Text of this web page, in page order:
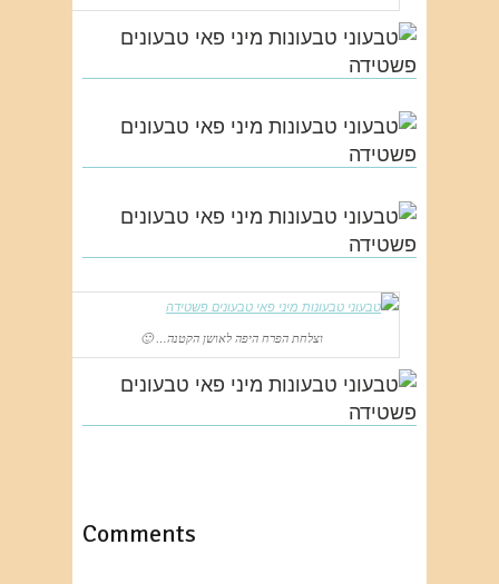
וצלחת הפרח היפה לאושן הקטנה… 🙂
Comments